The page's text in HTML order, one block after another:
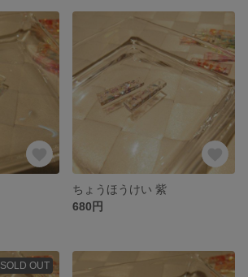
ちょうほうけい 紫
680円
SOLD OUT